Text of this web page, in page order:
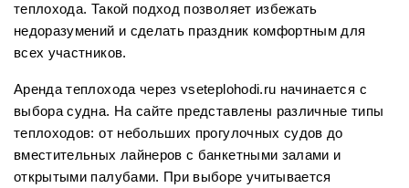
теплохода. Такой подход позволяет избежать
недоразумений и сделать праздник комфортным для
всех участников.
Аренда теплохода через vseteplohodi.ru начинается с
выбора судна. На сайте представлены различные типы
теплоходов: от небольших прогулочных судов до
вместительных лайнеров с банкетными залами и
открытыми палубами. При выборе учитывается